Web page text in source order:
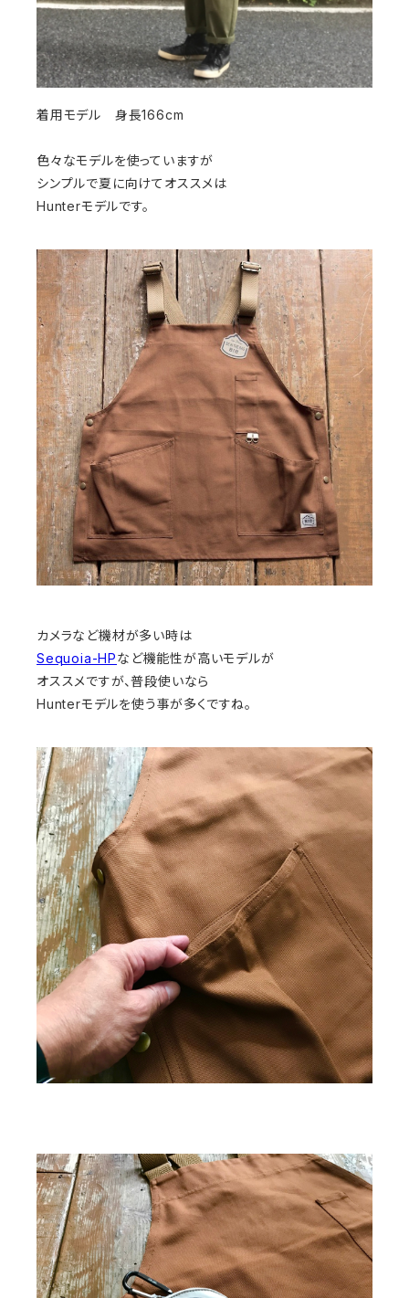
着用モデル 身長166cm
色々なモデルを使っていますが
シンプルで夏に向けてオススメは
Hunterモデルです。
カメラなど機材が多い時は
Sequoia-HPなど機能性が高いモデルが
オススメですが、普段使いなら
Hunterモデルを使う事が多くですね。